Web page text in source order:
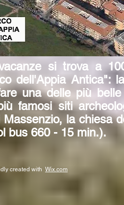
si trova a
dell'Appia Antica":
una delle più
famosi siti
Massenzio, la chiesa
bus 660 - 15 min.).
created with Wix.com